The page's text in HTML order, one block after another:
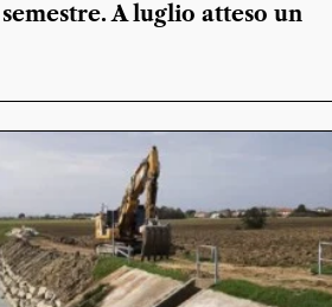
A luglio atteso un